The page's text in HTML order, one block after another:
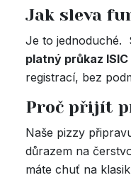
Jak sleva
Je to jednoduché.
platný průkaz ISIC
registrací, bez
Proč přijít
Naše pizzy
důrazem na
máte chuť na